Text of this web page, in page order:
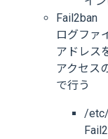
Fail2ban
ログファ
アドレス
アクセス
で行う
/